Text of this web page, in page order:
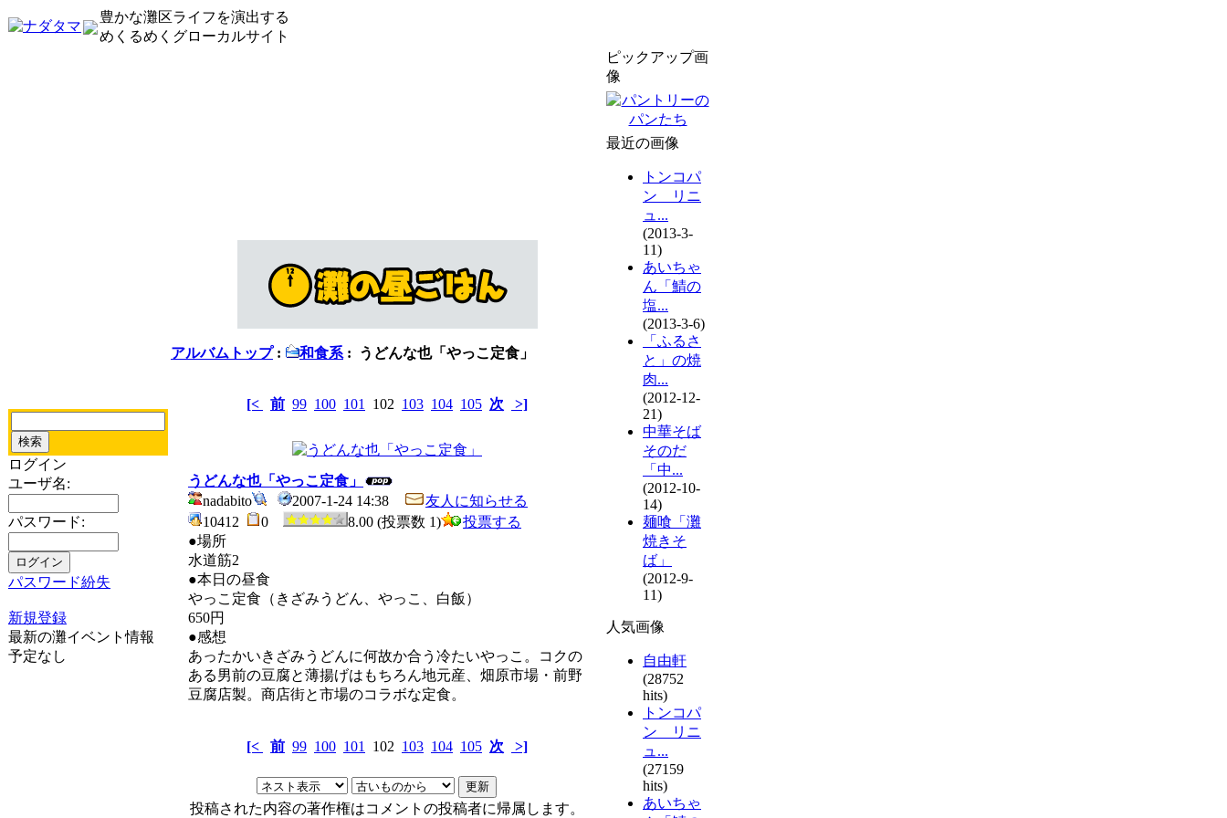
豊かな灘区ライフを演出する
めくるめくグローカルサイト
ログイン
ユーザ名:
パスワード:
パスワード紛失
新規登録
最新の灘イベント情報
予定なし
アルバムトップ: 和食系 : うどんな也「やっこ定食」
[< 前 99 100 101 102 103 104 105 次 >]
うどんな也「やっこ定食」
nadabito
2007-1-24 14:38
友人に知らせる
10412
0 8.00 (投票数 1)
投票する
●場所
水道筋2
●本日の昼食
やっこ定食（きざみうどん、やっこ、白飯）
650円
●感想
あったかいきざみうどんに何故か合う冷たいやっこ。コクの
ある男前の豆腐と薄揚げはもちろん地元産、畑原市場・前野
豆腐店製。商店街と市場のコラボな定食。
[< 前 99 100 101 102 103 104 105 次 >]
投稿された内容の著作権はコメントの投稿者に帰属します。
ピックアップ画
像
最近の画像
トンコパ
ン リニ
ュ...
(2013-3-
11)
あいちゃ
ん「鯖の
塩...
(2013-3-6)
「ふるさ
と」の焼
肉...
(2012-12-
21)
中華そば
そのだ
「中...
(2012-10-
14)
麺喰「灘
焼きそ
ば」
(2012-9-
11)
人気画像
自由軒
(28752
hits)
トンコパ
ン リニ
ュ...
(27159
hits)
あいちゃ